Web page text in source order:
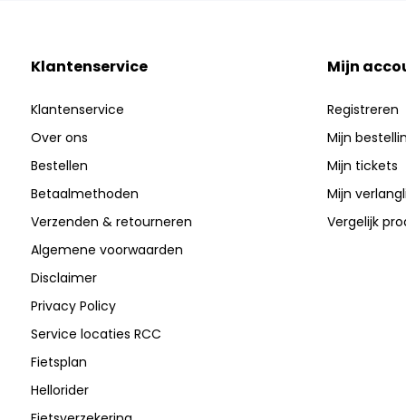
Klantenservice
Klantenservice
Over ons
Bestellen
Betaalmethoden
Verzenden & retourneren
Algemene voorwaarden
Disclaimer
Privacy Policy
Service locaties RCC
Fietsplan
Hellorider
Mijn
Registreren
Mijn
Mijn tickets
Mijn
Vergelijk